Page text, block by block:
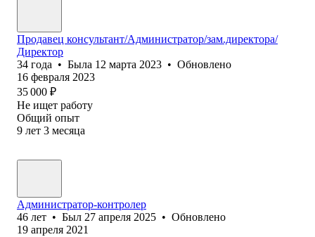
Продавец консультант/Администратор/зам.директора/
Директор
34 года • Была 12 марта 2023 • Обновлено
16 февраля 2023
35 000 ₽
Не ищет работу
Общий опыт
9 лет 3 месяца
Администратор-контролер
46 лет • Был 27 апреля 2025 • Обновлено
19 апреля 2021